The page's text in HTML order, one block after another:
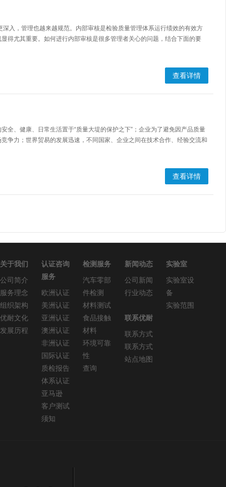
入，管理也越来越规范。内部审核是检验质量管理体系运行绩效的有效方
得尤其重要。如何进行内部审核是很多管理者关心的问题，结合下面的要
查看详情
全、健康、日常生活置于“质量大堤的保护之下”；企业为了避免因产品质量
争力；世界贸易的发展迅速，不同国家、企业之间在技术合作、经验交流和
查看详情
关于我们
公司简介
服务理念
组织架构
优耐文化
发展历程
认证咨询
服务
欧洲认证
美洲认证
亚洲认证
澳洲认证
非洲认证
国际认证
质检报告
体系认证
亚马逊
客户测试
须知
检测服务
汽车零部
件检测
材料测试
食品接触
材料
环境可靠
性
查询
新闻动态
公司新闻
行业动态
实验室
实验室设
备
实验范围
联系优耐
联系方式
联系方式
站点地图